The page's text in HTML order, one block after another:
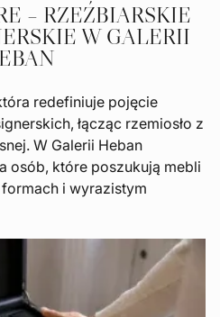
– RZEŹBIARSKIE
W GALERII
redefiniuje pojęcie
łącząc rzemiosło z
W Galerii Heban
osób, które poszukują mebli
i wyrazistym